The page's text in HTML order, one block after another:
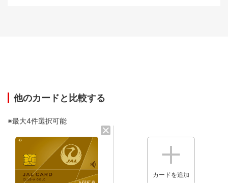
他のカードと比較する
※最大4件選択可能
カードを追加